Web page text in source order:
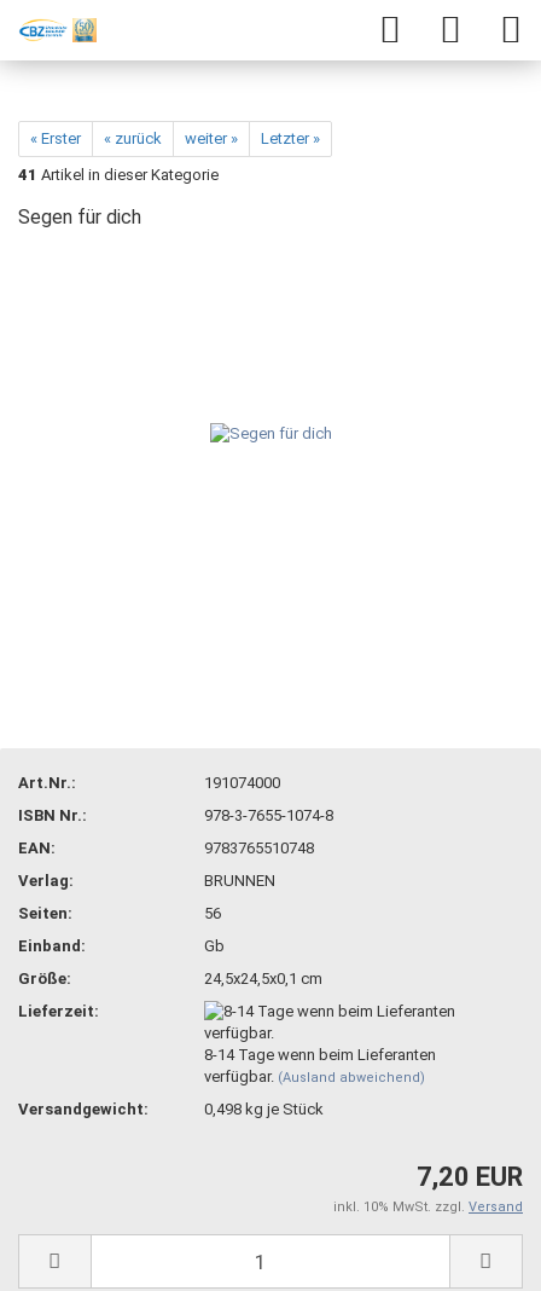
« Erster « zurück weiter »
Letzter »
41 Artikel in dieser Kategorie
Segen für dich
Art.Nr.:
191074000
ISBN Nr.:
978-3-7655-1074-8
EAN:
9783765510748
Verlag:
BRUNNEN
Seiten:
56
Einband:
Gb
Größe:
24,5x24,5x0,1 cm
Lieferzeit:
8-14 Tage wenn beim Lieferanten
verfügbar. (Ausland abweichend)
Versandgewicht: 0,498 kg je Stück
7,20 EUR
inkl. 10% MwSt. zzgl. Versand